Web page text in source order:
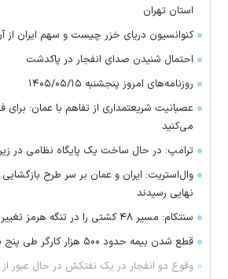
استان تهران
کنوانسیون دریای خزر چیست و سهم ایران
احتمال شنیدن صدای انفجار در پاکدشت
روزنامه‌های امروز پنجشنبه ۱۴۰۵/۰۵/۱۵
عصبانیت شریعتمداری از تفاهم با عمان: برای
می‌کنید
ترامپ: در حال ساخت یک پایگاه نظامی در
وال‌استریت: ایران و عمان بر سر طرح بازگشایی
نهایی رسیدند
سنتکام: مسیر ۴۸ کشتی را در تنگه هرمز تغییر دادیم
قطع شدن بیمه حدود ۵۰۰ هزار کارگر طی پنج سال
وقوع دو انفجار در یک نفتکش در حال عبور از